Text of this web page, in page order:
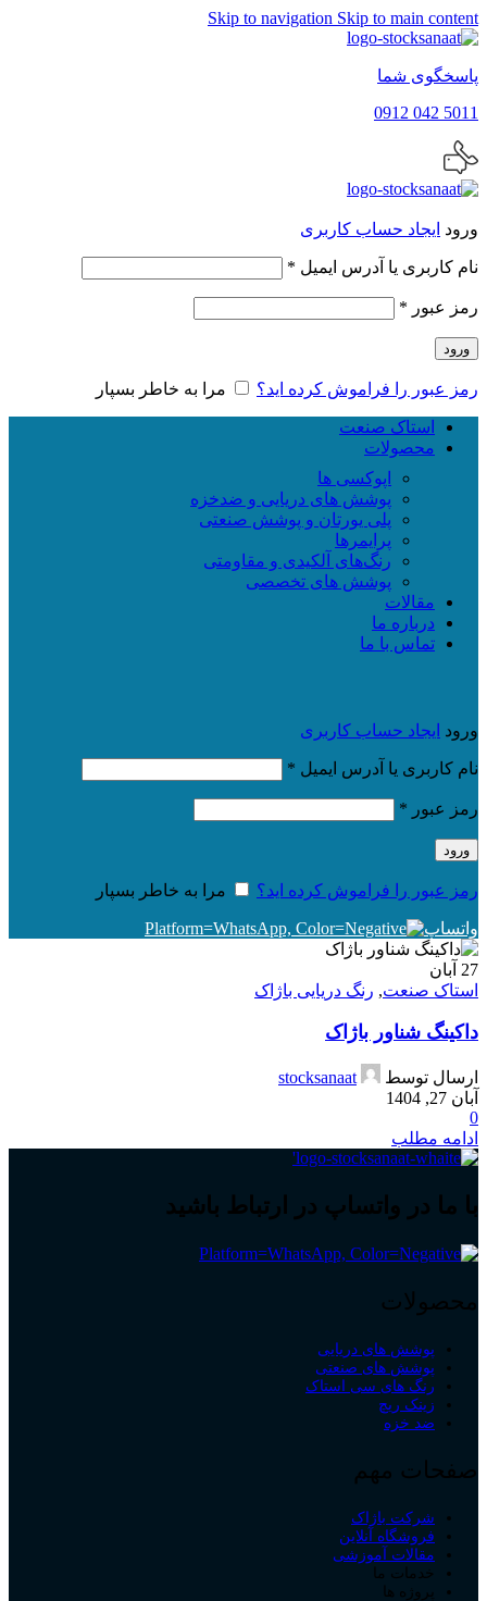
Skip to navigation Skip to main content
پاسخگوی شما
5011 042 0912
ورود ایجاد حساب کاربری
نام کاربری یا آدرس ایمیل *
رمز عبور *
ورود
رمز عبور را فراموش کرده اید؟ مرا به خاطر بسپار
استاک صنعت
محصولات
اپوکسی ها
پوشش های دریایی و ضدخزه
پلی یورتان و پوشش صنعتی
پرایمرها
رنگ‌های آلکیدی و مقاومتی
پوشش های تخصصی
مقالات
درباره ما
تماس با ما
ورود ایجاد حساب کاربری
نام کاربری یا آدرس ایمیل *
رمز عبور *
ورود
رمز عبور را فراموش کرده اید؟ مرا به خاطر بسپار
واتساپ
27 آبان
استاک صنعت, رنگ دریایی باژاک
داکینگ شناور باژاک
ارسال توسط
stocksanaat
آبان 27, 1404
0
ادامه مطلب
با ما در واتساپ در ارتباط باشید
محصولات
پوشش های دریایی
پوشش های صنعتی
رنگ های سی استاک
زینک ریچ
ضد خزه
صفحات مهم
شرکت باژاک
فروشگاه آنلاین
مقالات آموزشی
خدمات ما
پروژه ها